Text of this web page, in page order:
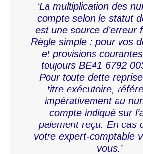
‘La multiplication des
compte selon le statut
est une source d’erreur
Règle simple : pour vos
et provisions
toujours BE41 6792
Pour toute dette
titre exécutoire,
impérativement au
compte indiqué sur
paiement reçu. En cas
votre expert-comptable
vous.’